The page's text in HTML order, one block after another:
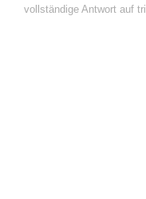
vollständige Antwort auf